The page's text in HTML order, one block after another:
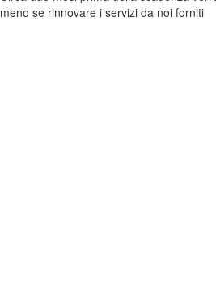
meno se rinnovare i servizi da noi forniti